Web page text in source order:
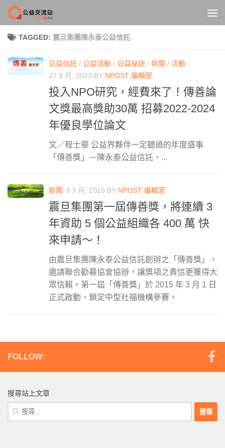
Skip to content
TAGGED: 震旦集團陳永泰公益信託
公益信託 / 公益活動 / 公益祕訣 / 新聞 / 活動
27 9 月, 2023 BY NPOST 編輯室
投入NPO研究，經費來了！傳善論
文獎最高獎助30萬 招募2022-2024
年優良學位論文
文／程士華 公益界夥伴一定聽過的年度盛事
「傳善獎」－陳永泰公益信託，...
新聞 3 3 月, 2015 BY NPOST 編輯室
震旦集團第一屆傳善獎，將連續 3
年資助 5 個公益組織各 400 萬 快
來申請～！
由震旦集團陳永泰公益信託創辦之「傳善獎」，
邀請聯合勸募協會協辦，讓獎項之責信更獲得大
眾信賴。第一屆「傳善獎」於 2015 年 3 月 1 日
正式啟動，鎖定中型社福機構參賽。
FOLLOW:
搜尋站上文章
搜
尋